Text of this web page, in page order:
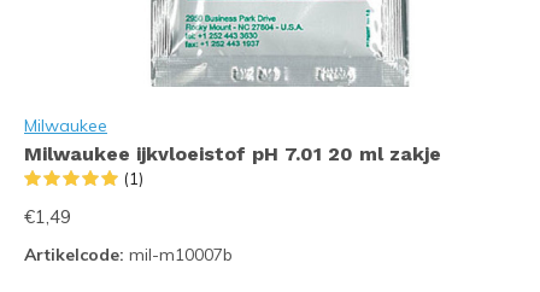
Milwaukee
Milwaukee ijkvloeistof pH 7.01 20 ml zakje
(1)
€1,49
Artikelcode: mil-m10007b